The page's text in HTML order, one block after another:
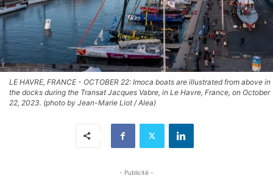
LE HAVRE, FRANCE - OCTOBER 22: Imoca boats are illustrated from above in
the docks during the Transat Jacques Vabre, in Le Havre, France, on October
22, 2023. (photo by Jean-Marie Liot / Alea)
- Publicité -